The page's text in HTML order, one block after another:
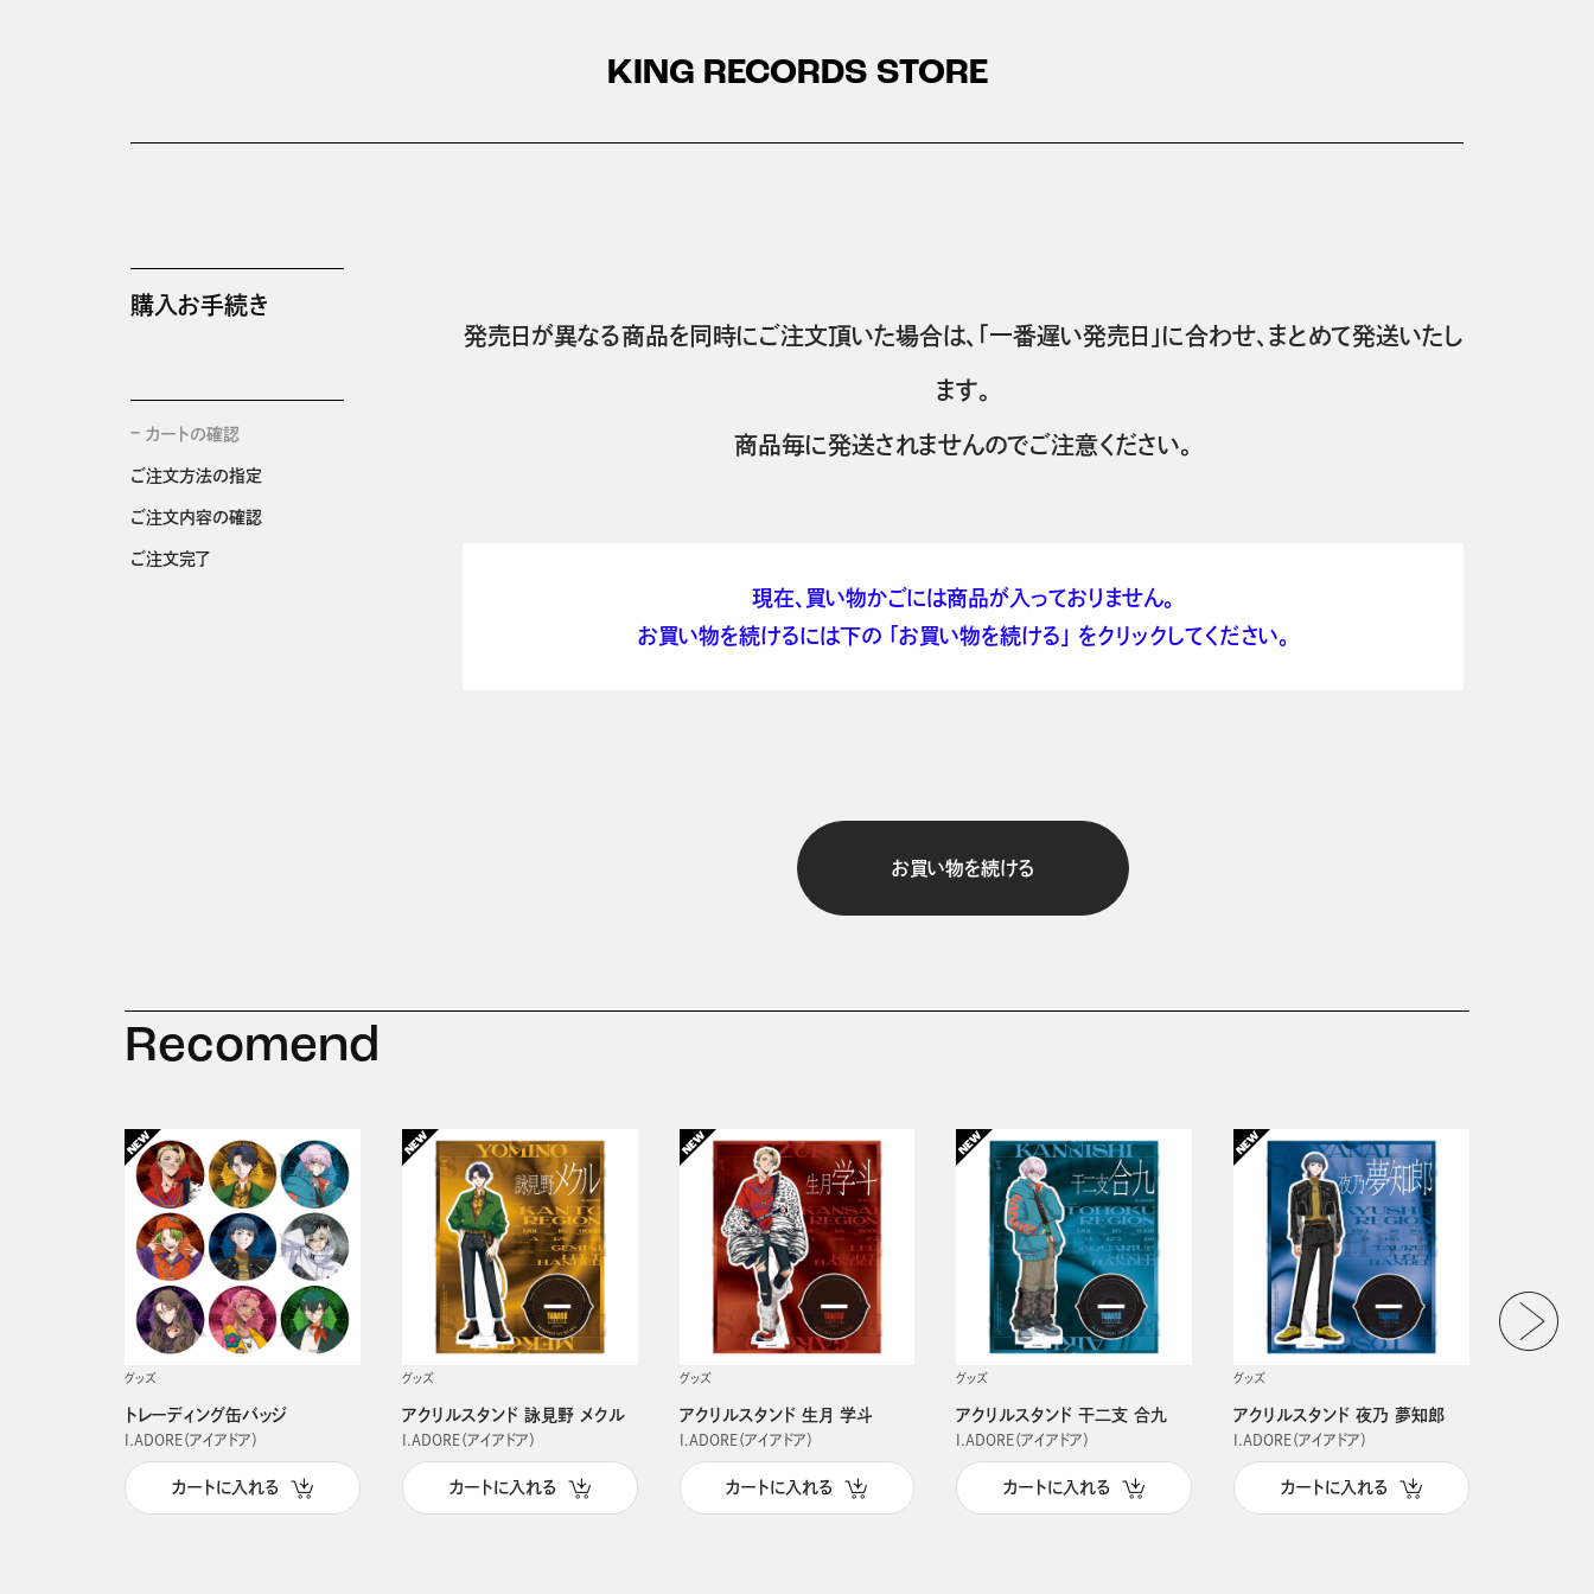
KING RECORDS STORE
購入お手続き
カートの確認
ご注文方法の指定
ご注文内容の確認
ご注文完了
発売日が異なる商品を同時にご注文頂いた場合は、「一番遅い発売日」に合わせ、まとめて発送いたし
ます。
商品毎に発送されませんのでご注意ください。
現在、買い物かごには商品が入っておりません。
お買い物を続けるには下の 「お買い物を続ける」 をクリックしてください。
お買い物を続ける
Recomend
グッズ
トレーディング缶バッジ
I.ADORE（アイアドア）
カートに入れる
グッズ
アクリルスタンド 詠見野 メクル
I.ADORE（アイアドア）
カートに入れる
グッズ
アクリルスタンド 生月 学斗
I.ADORE（アイアドア）
カートに入れる
グッズ
アクリルスタンド 干二支 合九
I.ADORE（アイアドア）
カートに入れる
グッズ
アクリルスタンド 夜乃 夢知郎
I.ADORE（アイアドア）
カートに入れる